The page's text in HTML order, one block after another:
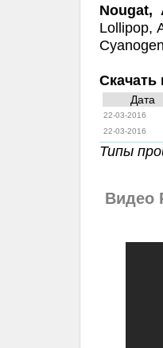
Nougat,
Lollipop,
Скачать
Дата
22-03-2016
22-03-2016
Типы
Видео